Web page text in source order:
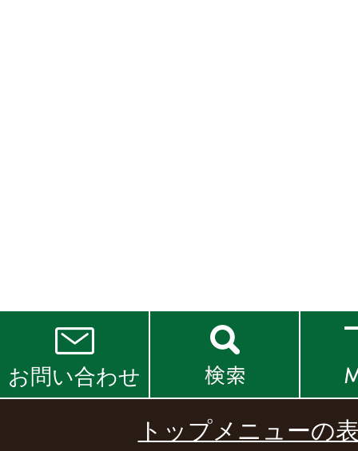
お問い合わせ
トップメニューの